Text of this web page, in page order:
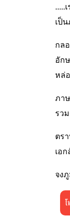
.....
เป็
กล
อัก
หล่
ภา
รว
ตร
เอ
จง